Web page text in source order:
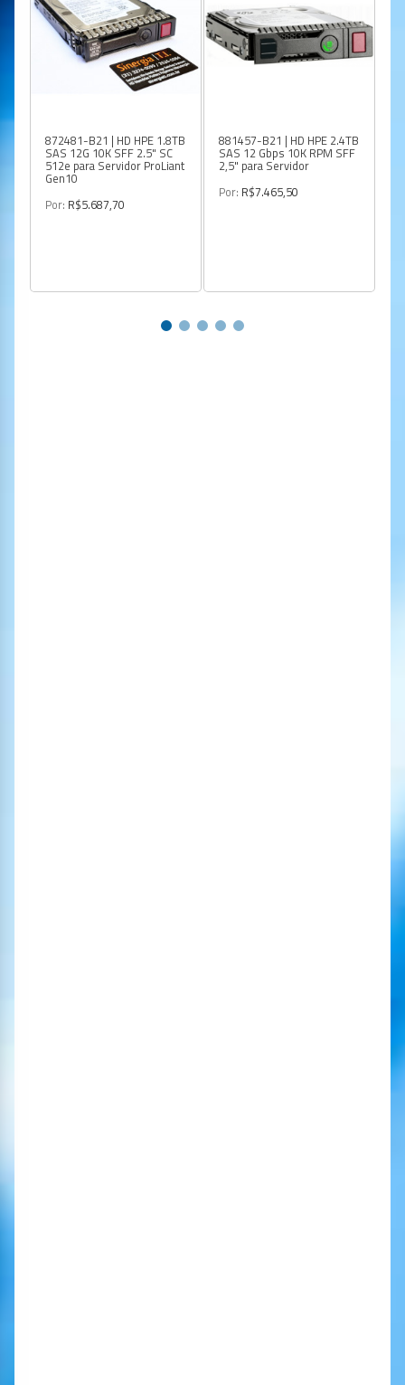
872481-B21 | HD HPE 1.8TB
SAS 12G 10K SFF 2.5" SC
512e para Servidor ProLiant
Gen10
Por: R$5.687,70
881457-B21 | HD HPE 2.4TB
SAS 12 Gbps 10K RPM SFF
2,5" para Servidor
Por: R$7.465,50